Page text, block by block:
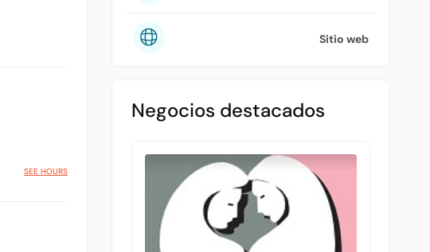
SEE HOURS
Sitio web
Negocios destacados